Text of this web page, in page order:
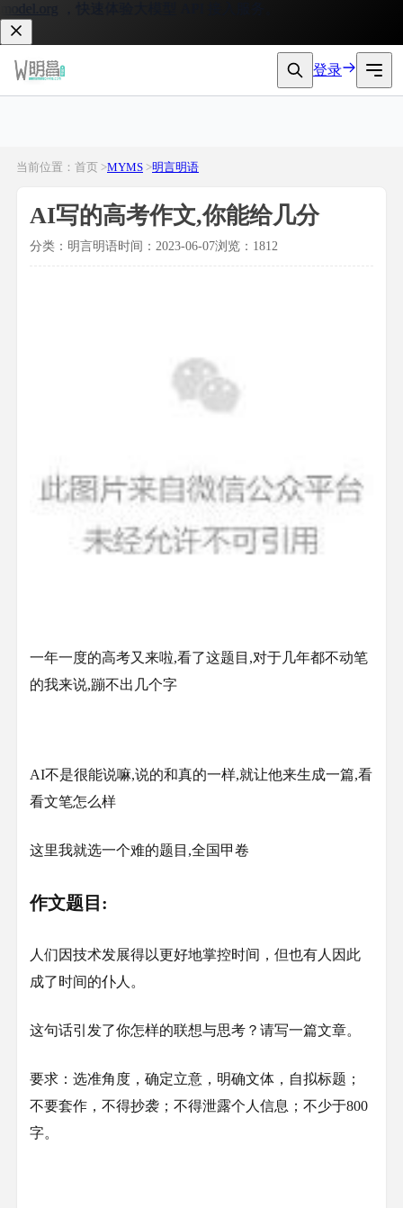
，快速体验大模型 API 接入服务。
登录
当前位置：首页 >MYMS >明言明语
AI写的高考作文,你能给几分
分类：明言明语时间：2023-06-07浏览：1812
一年一度的高考又来啦,看了这题目,对于几年都不动笔
的我来说,蹦不出几个字
AI不是很能说嘛,说的和真的一样,就让他来生成一篇,看
看文笔怎么样
这里我就选一个难的题目,全国甲卷
作文题目:
人们因技术发展得以更好地掌控时间，但也有人因此
成了时间的仆人。
这句话引发了你怎样的联想与思考？请写一篇文章。
要求：选准角度，确定立意，明确文体，自拟标题；
不要套作，不得抄袭；不得泄露个人信息；不少于800
字。